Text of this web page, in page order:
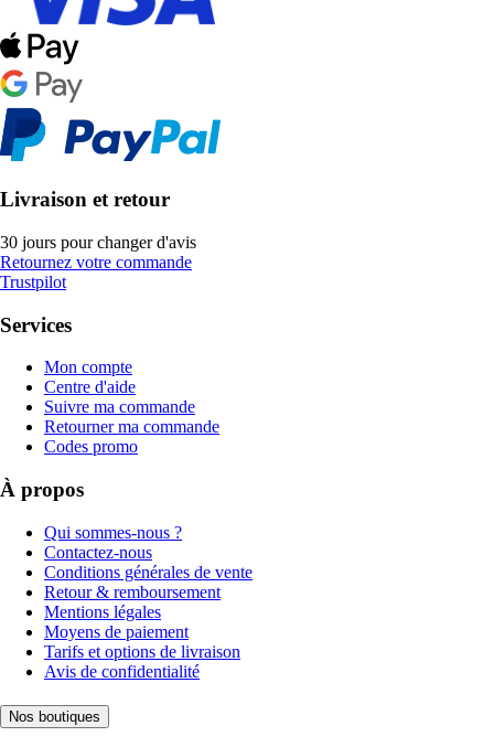
Livraison et retour
30 jours pour changer d'avis
Retournez votre commande
Trustpilot
Services
Mon compte
Centre d'aide
Suivre ma commande
Retourner ma commande
Codes promo
À propos
Qui sommes-nous ?
Contactez-nous
Conditions générales de vente
Retour & remboursement
Mentions légales
Moyens de paiement
Tarifs et options de livraison
Avis de confidentialité
Nos boutiques